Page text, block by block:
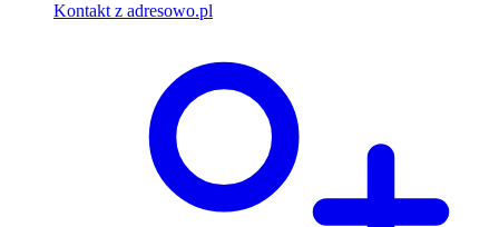
Kontakt z adresowo.pl